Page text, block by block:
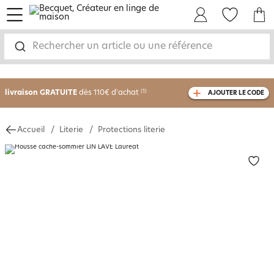
Rechercher un article ou une référence
menu
achetés
livraison GRATUITE dès 110€ d'achat (1)
AJOUTER LE CODE
Accueil Literie Protections literie